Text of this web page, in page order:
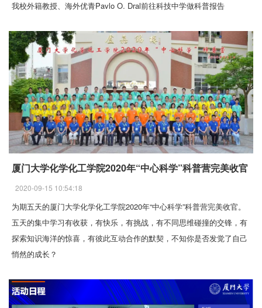
我校外籍教授、海外优青Pavlo O. Dral前往科技中学做科普报告
厦门大学化学化工学院2020年“中心科学”科普营完美收官
2020-09-15 10:54:18
为期五天的厦门大学化学化工学院2020年“中心科学”科普营完美收官。
五天的集中学习有收获，有快乐，有挑战，有不同思维碰撞的交锋，有
探索知识海洋的惊喜，有彼此互动合作的默契，不知你是否发觉了自己
悄然的成长？